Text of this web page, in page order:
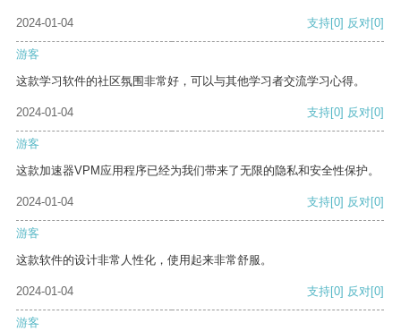
2024-01-04 支持[0] 反对[0]
游客
这款学习软件的社区氛围非常好，可以与其他学习者交流学习心得。
2024-01-04 支持[0] 反对[0]
游客
这款加速器VPM应用程序已经为我们带来了无限的隐私和安全性保护。
2024-01-04 支持[0] 反对[0]
游客
这款软件的设计非常人性化，使用起来非常舒服。
2024-01-04 支持[0] 反对[0]
游客